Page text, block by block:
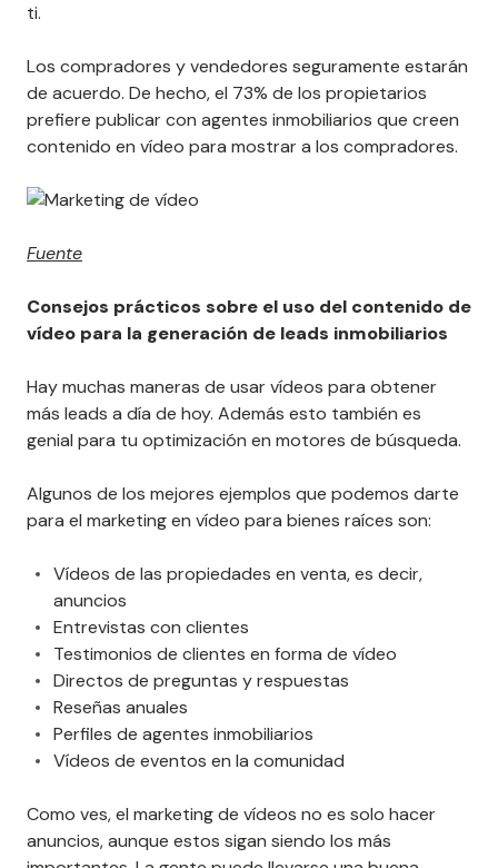
ti.
Los compradores y vendedores seguramente estarán
de acuerdo. De hecho, el 73% de los propietarios
prefiere publicar con agentes inmobiliarios que creen
contenido en vídeo para mostrar a los compradores.
Fuente
Consejos prácticos sobre el uso del contenido de
vídeo para la generación de leads inmobiliarios
Hay muchas maneras de usar vídeos para obtener
más leads a día de hoy. Además esto también es
genial para tu optimización en motores de búsqueda.
Algunos de los mejores ejemplos que podemos darte
para el marketing en vídeo para bienes raíces son:
Vídeos de las propiedades en venta, es decir,
anuncios
Entrevistas con clientes
Testimonios de clientes en forma de vídeo
Directos de preguntas y respuestas
Reseñas anuales
Perfiles de agentes inmobiliarios
Vídeos de eventos en la comunidad
Como ves, el marketing de vídeos no es solo hacer
anuncios, aunque estos sigan siendo los más